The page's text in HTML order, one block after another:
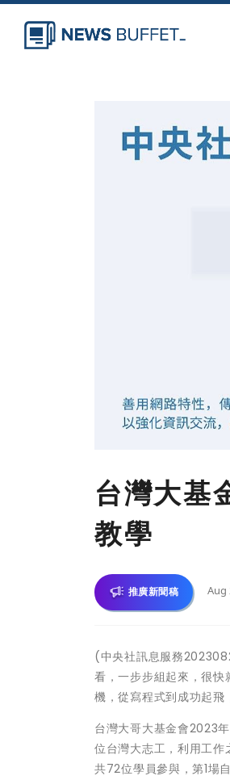
台灣大
教學
推廣新聞稿 Aug
(中央社訊息服務
看，一步步組起來，很
機，從寫程式到成功起飛
台灣大哥大基金會2023
位台灣大志工，利用工作
共72位學員參與，第1場